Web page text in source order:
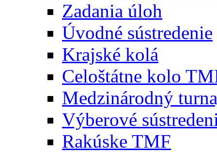
Zadania úloh
Úvodné sústredenie
Krajské kolá
Celoštátne kolo
Medzinárodný
Výberové
Rakúske TMF